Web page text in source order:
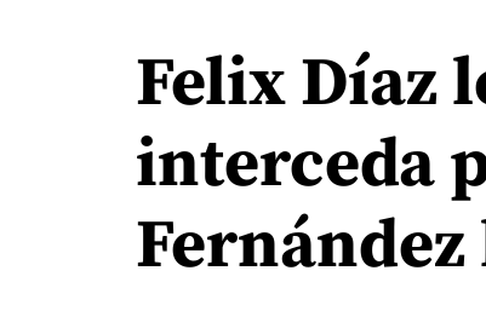
Felix Díaz
interceda